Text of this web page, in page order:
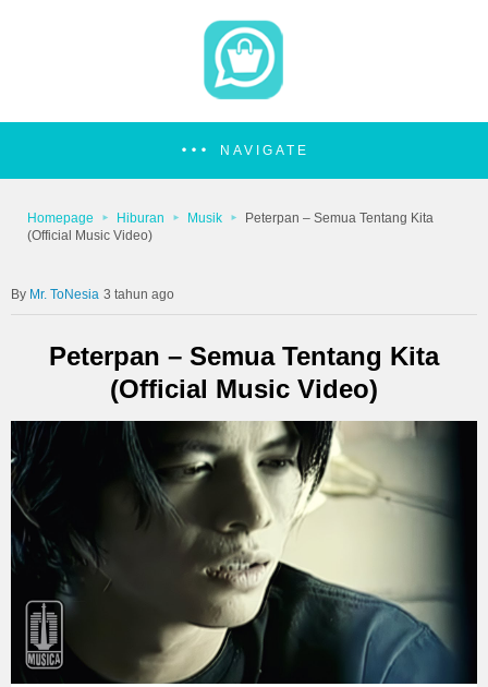
NAVIGATE
Homepage Hiburan Musik
Peterpan – Semua Tentang Kita
(Official Music Video)
Mr. ToNesia 3 tahun ago
Peterpan – Semua Tentang Kita
(Official Music Video)